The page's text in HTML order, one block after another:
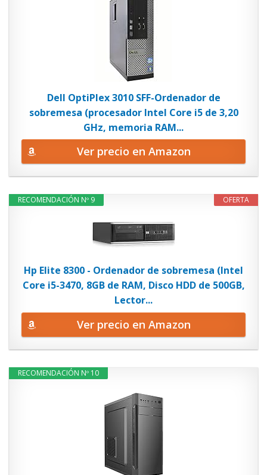
Dell OptiPlex 3010 SFF-Ordenador de
sobremesa (procesador Intel Core i5 de 3,20
GHz, memoria RAM...
Ver precio en Amazon
OFERTA
RECOMENDACIÓN Nº 9
Hp Elite 8300 - Ordenador de sobremesa (Intel
Core i5-3470, 8GB de RAM, Disco HDD de 500GB,
Lector...
Ver precio en Amazon
RECOMENDACIÓN Nº 10